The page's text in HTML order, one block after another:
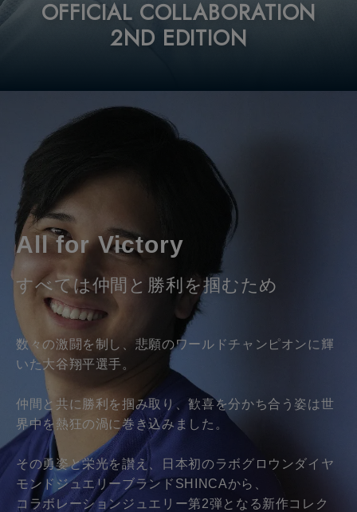
OFFICIAL COLLABORATION
2ND EDITION
All for Victory
すべては仲間と勝利を掴むため
数々の激闘を制し、悲願のワールドチャンピオンに輝
いた大谷翔平選手。
仲間と共に勝利を掴み取り、歓喜を分かち合う姿は世
界中を熱狂の渦に巻き込みました。
その勇姿と栄光を讃え、日本初のラボグロウンダイヤ
モンドジュエリーブランドSHINCAから、
コラボレーションジュエリー第2弾となる新作コレク
SV925 ラボグロウンダイヤモンド ピンブロー
242,000円（税込）
＜Gold and Platinum＞
K18 ラボグロウンダイヤモンド ピンブローチ
0.70ct
PT ラボグロウンダイヤモンド ピンブローチ
0.70ct
価格：
770,000円（税込）
※K18とPTは全て同価格です。
SV925 ラボグロウンダイヤモンド ネックレス
242,000円（税込）
＜Gold and Platinum＞
K18 ラボグロウンダイヤモンド ネックレス
0.70ct
PT ラボグロウンダイヤモンド ネックレス
0.70ct
価格：
880,000円（税込）
※チェーンはそれぞれK18とPTを使用してい
※K18とPTは全て同価格です。